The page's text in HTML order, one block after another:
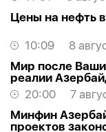
Цены на нефть
10:09
8
Мир после
реалии
20:00
7
Минфин
проектов